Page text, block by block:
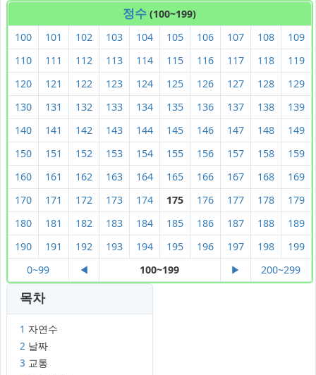
정수 (100~199)
100
101 102 103 104 105 106 107 108
109
110
111 112 113 114 115 116 117 118
119
120
121 122 123 124 125 126 127 128
129
130
131 132 133 134 135 136 137 138
139
140
141 142 143 144 145 146 147 148
149
150
151 152 153 154 155 156 157 158
159
160
161 162 163 164 165 166 167 168
169
170
171 172 173 174 175 176 177 178
179
180
181 182 183 184 185 186 187 188
189
190
191 192 193 194 195 196 197 198
199
0~99
◀ 100~199 ▶ 200~299
목차
1 자연수
2 날짜
3 교통